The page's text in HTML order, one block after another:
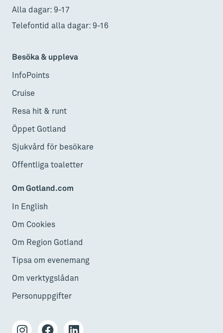
Alla dagar: 9-17
Telefontid alla dagar: 9-16
Besöka & uppleva
InfoPoints
Cruise
Resa hit & runt
Öppet Gotland
Sjukvård för besökare
Offentliga toaletter
Om Gotland.com
In English
Om Cookies
Om Region Gotland
Tipsa om evenemang
Om verktygslådan
Personuppgifter